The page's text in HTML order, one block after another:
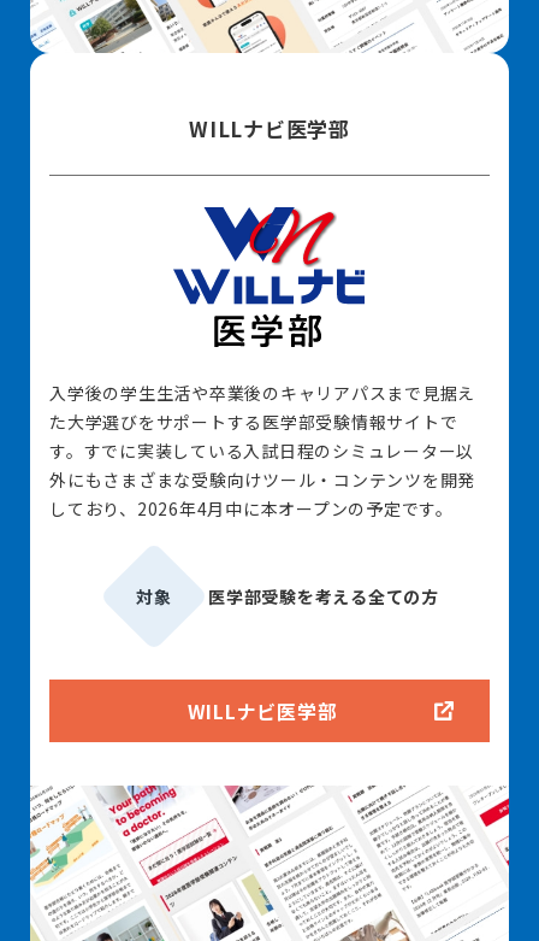
WILLナビ医学部
入学後の学生生活や卒業後のキャリアパスまで見据え
た大学選びをサポートする医学部受験情報サイトで
す。すでに実装している入試日程のシミュレーター以
外にもさまざまな受験向けツール・コンテンツを開発
しており、2026年4月中に本オープンの予定です。
対象 医学部受験を考える全ての方
WILLナビ医学部